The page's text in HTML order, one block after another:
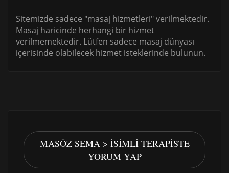
Sitemizde sadece "masaj hizmetleri" verilmektedir.
Masaj haricinde herhangi bir hizmet
verilmemektedir. Lütfen sadece masaj dünyası
içerisinde olabilecek hizmet isteklerinde bulunun.
MASÖZ SEMA > İSIMLI TERAPISTE
YORUM YAP